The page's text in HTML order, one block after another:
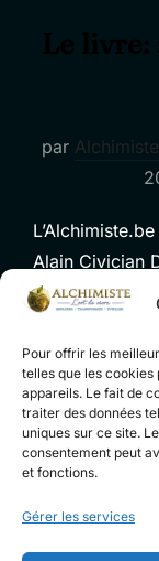
Pour offrir les
telles que les
appareils. Le fait de
traiter des données
uniques sur ce site.
consentement peut
et fonctions.
Gérer les services
par
Alain Civician
lunes », Léo,
artificielle,
personnelle
Solstice,
tournant